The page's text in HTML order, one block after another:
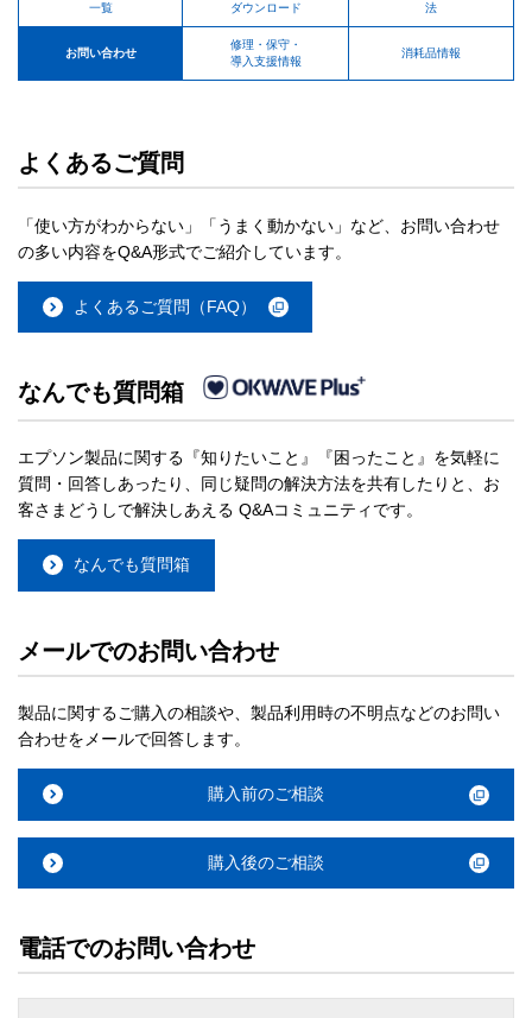
一覧
ダウンロード
法
お問い合わせ
修理・保守・
導入支援情報
消耗品情報
よくあるご質問
「使い方がわからない」「うまく動かない」など、お問い合わせ
の多い内容をQ&A形式でご紹介しています。
よくあるご質問（FAQ）
なんでも質問箱
エプソン製品に関する『知りたいこと』『困ったこと』を気軽に
質問・回答しあったり、同じ疑問の解決方法を共有したりと、お
客さまどうしで解決しあえる Q&Aコミュニティです。
なんでも質問箱
メールでのお問い合わせ
製品に関するご購入の相談や、製品利用時の不明点などのお問い
合わせをメールで回答します。
購入前のご相談
購入後のご相談
電話でのお問い合わせ